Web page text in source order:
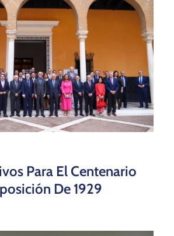
Para El Centenario
De 1929